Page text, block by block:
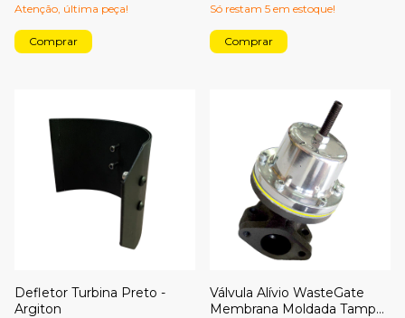
Atenção, última peça!
Só restam 5 em estoque!
Defletor Turbina Preto -
Argiton
Válvula Alívio WasteGate
Membrana Moldada Tampa